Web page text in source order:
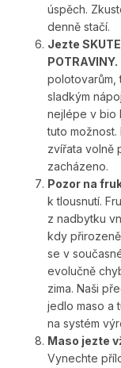
úspěch.
denně stačí.
Jezte
POTRAVINY.
polotovarům,
sladkým
nejlépe v bio
tuto
zvířata volně
zacházeno.
Pozor na
k tlousnutí.
z nadbytku
kdy
se v
evolučně
zima. Naši
jedlo maso a
na systém
Maso jezte
Vynechte